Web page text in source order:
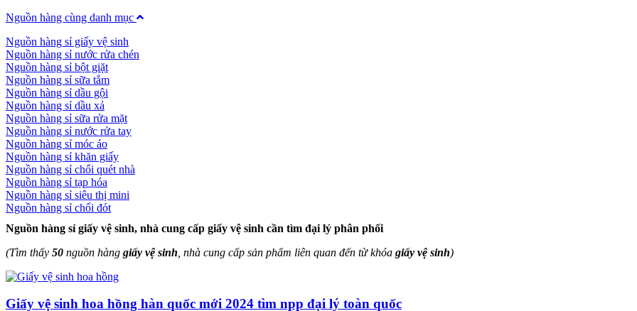
Nguồn hàng cùng danh mục
Nguồn hàng sỉ giấy vệ sinh
Nguồn hàng sỉ nước rửa chén
Nguồn hàng sỉ bột giặt
Nguồn hàng sỉ sữa tắm
Nguồn hàng sỉ dầu gội
Nguồn hàng sỉ dầu xả
Nguồn hàng sỉ sữa rửa mặt
Nguồn hàng sỉ nước rửa tay
Nguồn hàng sỉ móc áo
Nguồn hàng sỉ khăn giấy
Nguồn hàng sỉ chổi quét nhà
Nguồn hàng sỉ tạp hóa
Nguồn hàng sỉ siêu thị mini
Nguồn hàng sỉ chổi đót
Nguồn hàng sỉ giấy vệ sinh, nhà cung cấp giấy vệ sinh cần tìm đại lý phân phối
(Tìm thấy 50 nguồn hàng giấy vệ sinh , nhà cung cấp sản phẩm liên quan đến từ khóa giấy vệ sinh)
Giấy vệ sinh hoa hồng hàn quốc mới 2024 tìm npp đại lý toàn quốc